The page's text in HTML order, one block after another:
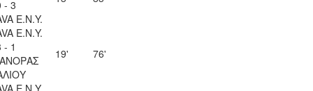
- 3
Ε.Ν.Y.
Ε.Ν.Y.
- 1
19' 76'
Ε.Ν.Y.